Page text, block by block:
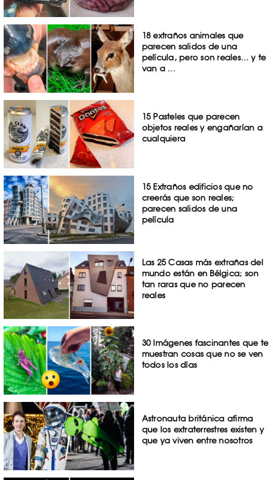
18 extraños animales que
parecen salidos de una
película, pero son reales… y te
van a ...
15 Pasteles que parecen
objetos reales y engañarían a
cualquiera
15 Extraños edificios que no
creerás que son reales;
parecen salidos de una
película
Las 25 Casas más extrañas del
mundo están en Bélgica; son
tan raras que no parecen
reales
30 Imágenes fascinantes que te
muestran cosas que no se ven
todos los días
Astronauta británica afirma
que los extraterrestres existen y
que ya viven entre nosotros